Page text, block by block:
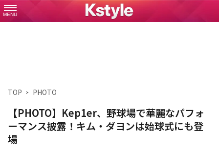
MENU
TOP PHOTO
【PHOTO】Kep1er、野球場で華麗なパフォ
ーマンス披露！キム・ダヨンは始球式にも登
場